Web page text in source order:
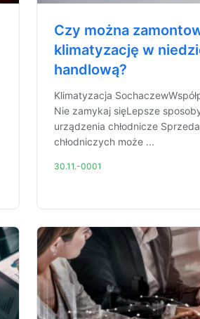
Czy można
klimatyzację w
handlową?
Klimatyzacja
Nie zamykaj sięLepsze
urządzenia chłodnicze
chłodniczych może ...
30.11.-0001